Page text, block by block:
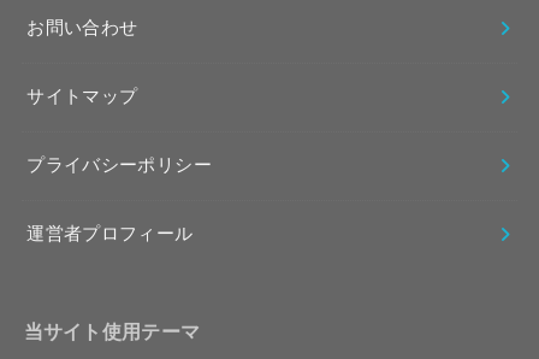
お問い合わせ
サイトマップ
プライバシーポリシー
運営者プロフィール
当サイト使用テーマ